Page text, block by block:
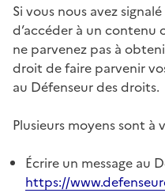
Si vous nous avez
d’accéder à un
ne parvenez pas à
droit de faire parvenir
au Défenseur des droits.
Plusieurs moyens sont à
Écrire un message au
https://